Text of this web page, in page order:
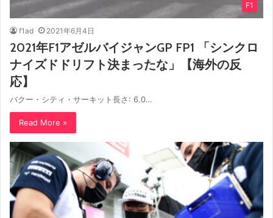
F1
f1ad 2021年6月4日
2021年F1アゼルバイジャンGP FP1 「シンクロ
ナイズドドリフト決まったな」【海外の反
応】
バクー・シティ・サーキット長さ: 6.0…
Read More »